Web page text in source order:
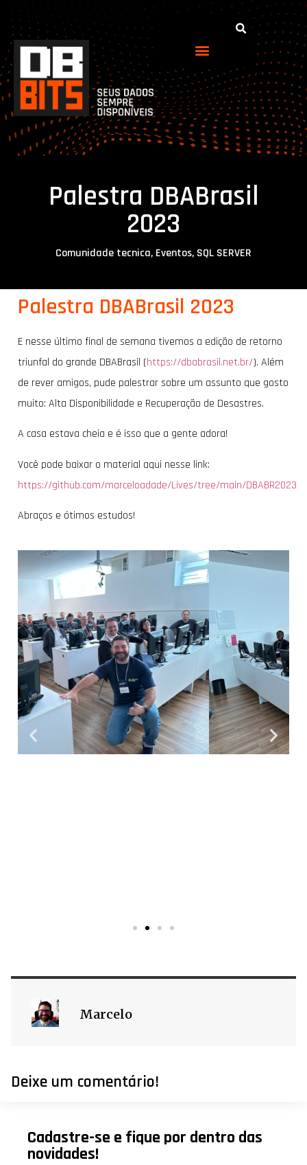
Palestra DBABrasil
2023
Comunidade tecnica, Eventos, SQL SERVER
Palestra DBABrasil 2023
E nesse último final de semana tivemos a edição de retorno
triunfal do grande DBABrasil (https://dbabrasil.net.br/). Além
de rever amigos, pude palestrar sobre um assunto que gosto
muito: Alta Disponibilidade e Recuperação de Desastres.
A casa estava cheia e é isso que a gente adora!
Você pode baixar o material aqui nesse link:
https://github.com/marceloadade/Lives/tree/main/DBABR2023
Abraços e ótimos estudos!
Marcelo
Deixe um comentário!
Cadastre-se e fique por dentro das
novidades!